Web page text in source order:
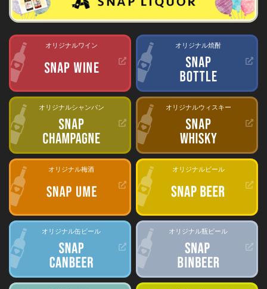
オリジナルワイン オリジナル焼酎
オリジナルシャンパン オリジナルウィスキー
オリジナル梅酒 オリジナルビール
オリジナル缶ビール オリジナル瓶ビール